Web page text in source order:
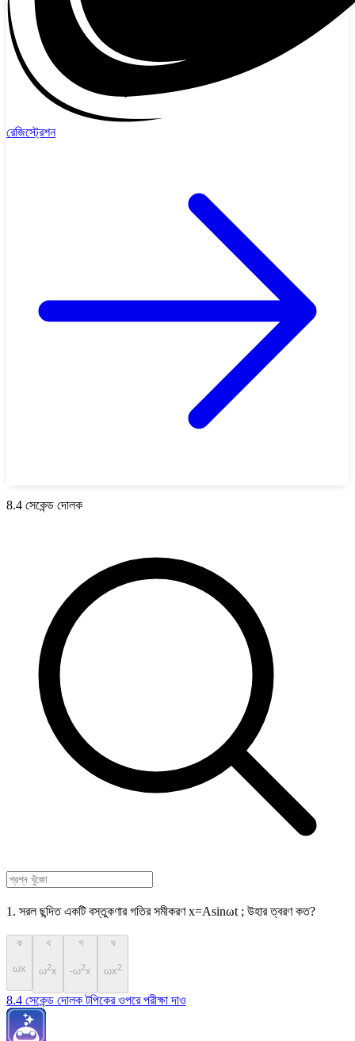
রেজিস্ট্রেশন
8.4 সেকেন্ড দোলক
1. সরল ছন্দিত একটি বস্তুকণার গতির সমীকরণ x=Asinωt ; উহার ত্বরণ কত?
ক
ωx
খ
ω2x
গ
-ω2x
ঘ
ωx2
8.4 সেকেন্ড দোলক টপিকের ওপরে পরীক্ষা দাও